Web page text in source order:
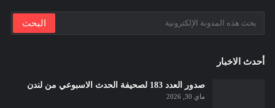
أحدث الاخبار
صدور العدد 183 لصحيفة الحدث الاسبوعي من لندن
ماي 30, 2026